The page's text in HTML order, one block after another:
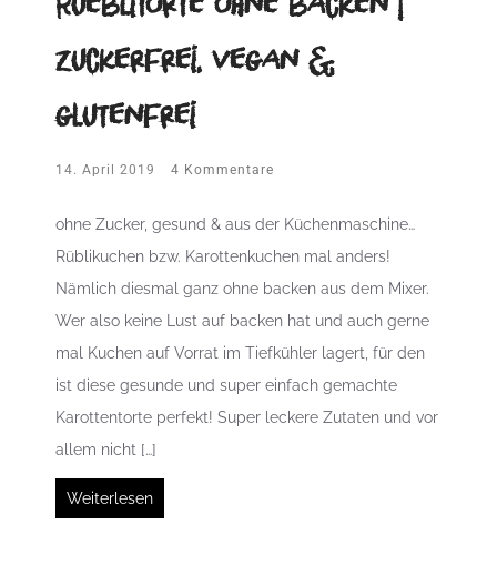
zuckerfrei, vegan &
glutenfrei
14. April 2019 4 Kommentare
ohne Zucker, gesund & aus der Küchenmaschine…
Rüblikuchen bzw. Karottenkuchen mal anders!
Nämlich diesmal ganz ohne backen aus dem Mixer.
Wer also keine Lust auf backen hat und auch gerne
mal Kuchen auf Vorrat im Tiefkühler lagert, für den
ist diese gesunde und super einfach gemachte
Karottentorte perfekt! Super leckere Zutaten und vor
allem nicht […]
Weiterlesen